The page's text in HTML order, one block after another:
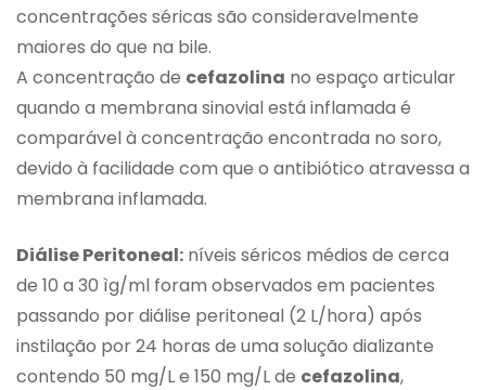
concentrações séricas são consideravelmente
maiores do que na bile.
A concentração de cefazolina no espaço articular
quando a membrana sinovial está inflamada é
comparável à concentração encontrada no soro,
devido à facilidade com que o antibiótico atravessa a
membrana inflamada.
Diálise Peritoneal: níveis séricos médios de cerca
de 10 a 30 ìg/ml foram observados em pacientes
passando por diálise peritoneal (2 L/hora) após
instilação por 24 horas de uma solução dializante
contendo 50 mg/L e 150 mg/L de cefazolina,